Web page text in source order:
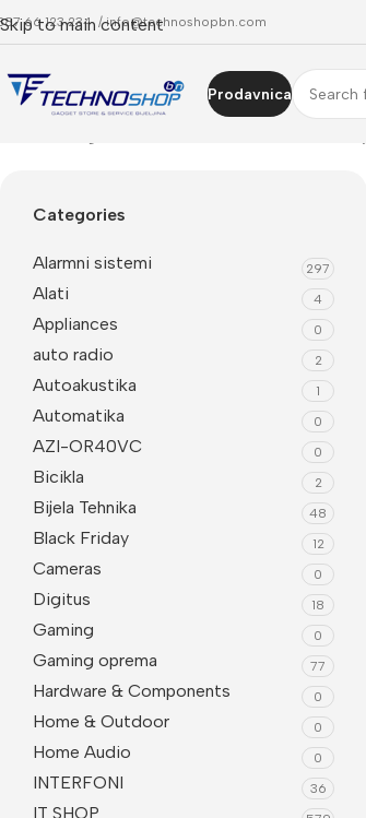
Skip to main content
66 123 234 /info@technoshopbn.com
Prodavnica
Video Nadzor
Categories
Alarmni sistemi 297
Alati 4
Appliances 0
auto radio 2
Autoakustika 1
Automatika 0
AZI-OR40VC 0
Bicikla 2
Bijela Tehnika 48
Black Friday 12
Cameras 0
Digitus 18
Gaming 0
Gaming oprema 77
Hardware & Components 0
Home & Outdoor 0
Home Audio 0
INTERFONI 36
IT SHOP